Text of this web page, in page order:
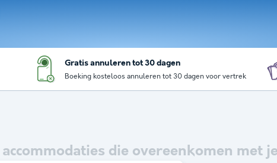
Gratis annuleren tot 30 dagen
Boeking kosteloos annuleren tot 30 dagen voor vertrek
accommodaties die overeenkomen met